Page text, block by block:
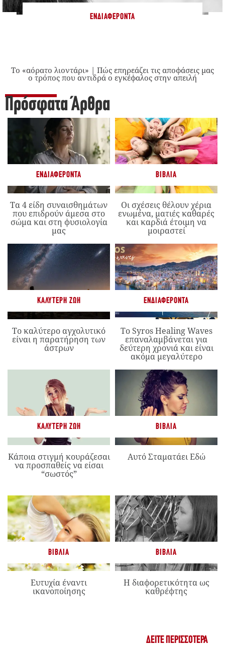
ΕΝΔΙΑΦΈΡΟΝΤΑ
Το «αόρατο λιοντάρι» | Πώς επηρεάζει τις αποφάσεις μας
ο τρόπος που αντιδρά ο εγκέφαλος στην απειλή
Πρόσφατα Άρθρα
ΕΝΔΙΑΦΈΡΟΝΤΑ
Τα 4 είδη συναισθημάτων
που επιδρούν άμεσα στο
σώμα και στη φυσιολογία
μας
ΒΙΒΛΊΑ
Οι σχέσεις θέλουν χέρια
ενωμένα, ματιές καθαρές
και καρδιά έτοιμη να
μοιραστεί
ΚΑΛΎΤΕΡΗ ΖΩΉ
Το καλύτερο αγχολυτικό
είναι η παρατήρηση των
άστρων
ΕΝΔΙΑΦΈΡΟΝΤΑ
Το Syros Healing Waves
επαναλαμβάνεται για
δεύτερη χρονιά και είναι
ακόμα μεγαλύτερο
ΚΑΛΎΤΕΡΗ ΖΩΉ
Κάποια στιγμή κουράζεσαι
να προσπαθείς να είσαι
“σωστός”
ΒΙΒΛΊΑ
Αυτό Σταματάει Εδώ
ΒΙΒΛΊΑ
Ευτυχία έναντι
ικανοποίησης
ΒΙΒΛΊΑ
Η διαφορετικότητα ως
καθρέφτης
ΔΕΊΤΕ ΠΕΡΙΣΣΌΤΕΡΑ